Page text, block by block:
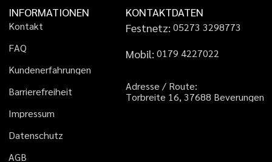
INFORMATIONEN
Kontakt
FAQ
Kundenerfahrungen
Barrierefreiheit
Impressum
Datenschutz
AGB
KONTAKTDATEN
Festnetz: 05273 3298773
Mobil: 01 79 4227022
Adresse / Route:
Torbreite 16, 37688 Beverungen